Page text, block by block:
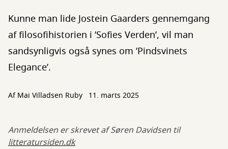
Kunne man lide Jostein Gaarders gennemgang
af filosofihistorien i ’Sofies Verden’, vil man
sandsynligvis også synes om ’Pindsvinets
Elegance’.
AfMai Villadsen Ruby 11. marts 2025
Anmeldelsen er skrevet af Søren Davidsen til
litteratursiden.dk